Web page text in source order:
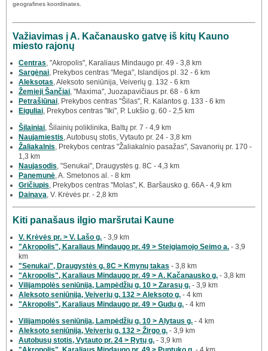
geografines koordinates.
Važiavimas į A. Kačanausko gatvę iš kitų Kauno
miesto rajonų
Centras , "Akropolis", Karaliaus Mindaugo pr. 49 - 3,8 km
Sargėnai , Prekybos centras "Mega", Islandijos pl. 32 - 6 km
Aleksotas , Aleksoto seniūnija, Veiverių g. 132 - 6 km
Žemieji Šančiai , "Maxima", Juozapavičiaus pr. 68 - 6 km
Petrašiūnai , Prekybos centras "Šilas", R. Kalantos g. 133 - 6 km
Eiguliai , Prekybos centras "Iki", P. Lukšio g. 60 - 2,5 km
Šilainiai , Šilainių poliklinika, Baltų pr. 7 - 4,9 km
Naujamiestis , Autobusų stotis, Vytauto pr. 24 - 3,8 km
Žaliakalnis , Prekybos centras "Žaliakalnio pasažas", Savanorių pr. 170 -
1,3 km
Naujasodis , "Senukai", Draugystės g. 8C - 4,3 km
Panemunė , A. Smetonos al. - 8 km
Gričiupis , Prekybos centras "Molas", K. Baršausko g. 66A - 4,9 km
Dainava , V. Krėvės pr. - 2,8 km
Kiti panašaus ilgio maršrutai Kaune
V. Krėvės pr. > V. Lašo g. - 3,9 km
"Akropolis", Karaliaus Mindaugo pr. 49 > Steigiamojo Seimo a. - 3,9
km
"Senukai", Draugystės g. 8C > Kmynų takas - 3,8 km
"Akropolis", Karaliaus Mindaugo pr. 49 > A. Kačanausko g. - 3,8 km
Vilijampolės seniūnija, Lampėdžių g. 10 > Zarasų g. - 3,9 km
Aleksoto seniūnija, Veiverių g. 132 > Aleksoto g. - 4 km
"Akropolis", Karaliaus Mindaugo pr. 49 > Gudų g. - 4 km
Vilijampolės seniūnija, Lampėdžių g. 10 > Alytaus g. - 4 km
Aleksoto seniūnija, Veiverių g. 132 > Žirgo g. - 3,9 km
Autobusų stotis, Vytauto pr. 24 > Rytų g. - 3,9 km